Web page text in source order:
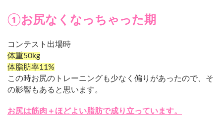
①お尻なくなっちゃった期
コンテスト出場時
体重50kg
体脂肪率11%
この時お尻のトレーニングも少なく偏りがあったので、そ
の影響もあると思います。
お尻は筋肉＋ほどよい脂肪で成り立っています。